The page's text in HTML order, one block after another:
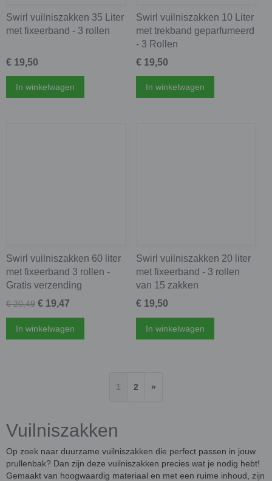
Swirl vuilniszakken 35 Liter
met fixeerband - 3 rollen
€ 19,50
In winkelwagen
Swirl vuilniszakken 10 Liter
met trekband geparfumeerd
- 3 Rollen
€ 19,50
In winkelwagen
Swirl vuilniszakken 60 liter
met fixeerband 3 rollen -
Gratis verzending
€ 20,49 € 19,47
In winkelwagen
Swirl vuilniszakken 20 liter
met fixeerband - 3 rollen
van 15 zakken
€ 19,50
In winkelwagen
1 2 »
Vuilniszakken
Op zoek naar duurzame vuilniszakken die perfect passen in jouw
prullenbak? Dan zijn deze vuilniszakken precies wat je nodig hebt!
Gemaakt van hoogwaardig materiaal en met een ruime inhoud, zijn